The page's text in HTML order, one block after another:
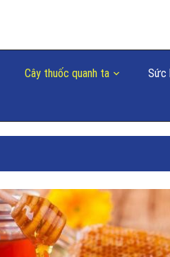
Cây thuốc quanh ta Sức